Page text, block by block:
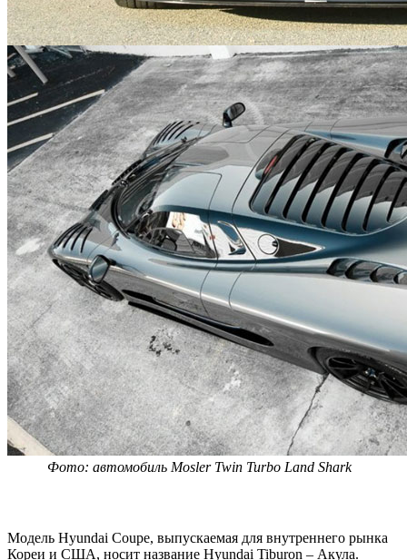
Фото: автомобиль Mosler Twin Turbo Land Shark
Модель Hyundai Coupe, выпускаемая для внутреннего рынка
Кореи и США, носит название Hyundai Tiburon – Акула.